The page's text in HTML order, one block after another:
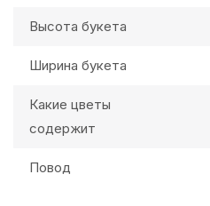
Высота букета
Ширина букета
Какие цветы
содержит
Повод